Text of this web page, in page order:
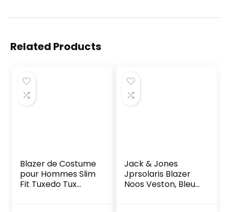
Related Products
Blazer de Costume
pour Hommes Slim
Fit Tuxedo Tux
Jack & Jones
Jprsolaris Blazer
Noos Veston, Bleu